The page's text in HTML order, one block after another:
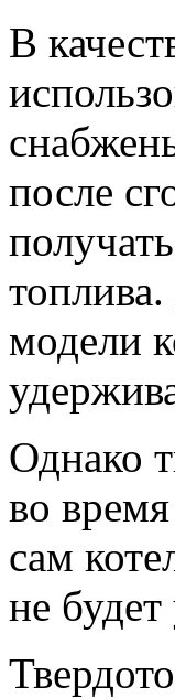
В
после
модели
Однако
во
сам
не